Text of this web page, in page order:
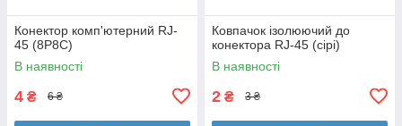
Конектор комп'ютерний RJ-
45 (8P8C)
В наявності
4 ₴ 6 ₴
Ковпачок ізолюючий до
конектора RJ-45 (сірі)
В наявності
2 ₴ 3 ₴